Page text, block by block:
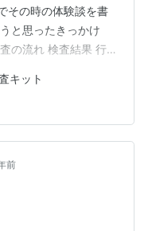
その時の体験談を書
と思ったきっかけ
の流れ 検査結果 行
センター ・大阪
をしようと思ったき
イルス陽性になった
、会社は社員に対し
ため 自分の身は自
キット
前